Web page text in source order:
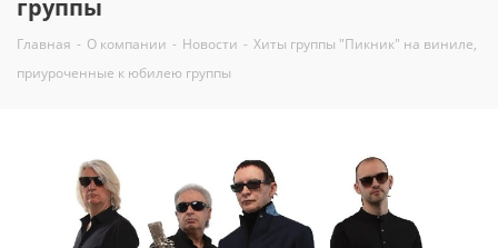
группы
Главная - О компании - Новости - Хиты группы "Пикник" на виниле,
приуроченные к юбилею группы